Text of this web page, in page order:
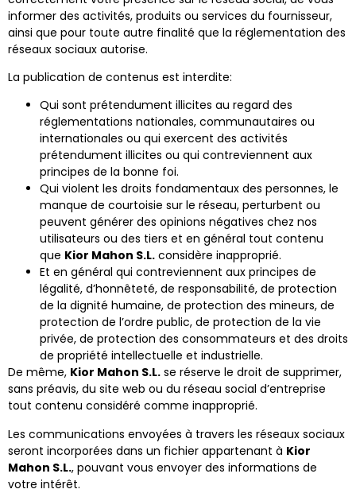
informer des activités, produits ou services du fournisseur,
ainsi que pour toute autre finalité que la réglementation des
réseaux sociaux autorise.
La publication de contenus est interdite:
Qui sont prétendument illicites au regard des
réglementations nationales, communautaires ou
internationales ou qui exercent des activités
prétendument illicites ou qui contreviennent aux
principes de la bonne foi.
Qui violent les droits fondamentaux des personnes, le
manque de courtoisie sur le réseau, perturbent ou
peuvent générer des opinions négatives chez nos
utilisateurs ou des tiers et en général tout contenu
que Kior Mahon S.L. considère inapproprié.
Et en général qui contreviennent aux principes de
légalité, d’honnêteté, de responsabilité, de protection
de la dignité humaine, de protection des mineurs, de
protection de l’ordre public, de protection de la vie
privée, de protection des consommateurs et des droits
de propriété intellectuelle et industrielle.
De même, Kior Mahon S.L. se réserve le droit de supprimer,
sans préavis, du site web ou du réseau social d’entreprise
tout contenu considéré comme inapproprié.
Les communications envoyées à travers les réseaux sociaux
seront incorporées dans un fichier appartenant à Kior
Mahon S.L., pouvant vous envoyer des informations de
votre intérêt.